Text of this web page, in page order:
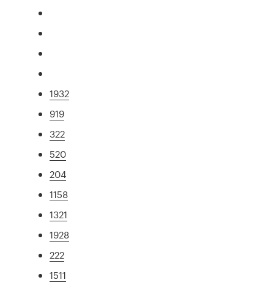
1932
919
322
520
204
1158
1321
1928
222
1511